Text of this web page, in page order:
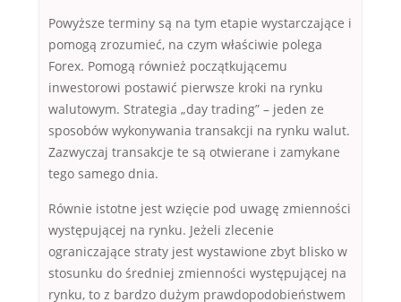
Powyższe terminy są na tym etapie wystarczające i
pomogą zrozumieć, na czym właściwie polega
Forex. Pomogą również początkującemu
inwestorowi postawić pierwsze kroki na rynku
walutowym. Strategia „day trading” – jeden ze
sposobów wykonywania transakcji na rynku walut.
Zazwyczaj transakcje te są otwierane i zamykane
tego samego dnia.
Równie istotne jest wzięcie pod uwagę zmienności
występującej na rynku. Jeżeli zlecenie
ograniczające straty jest wystawione zbyt blisko w
stosunku do średniej zmienności występującej na
rynku, to z bardzo dużym prawdopodobieństwem